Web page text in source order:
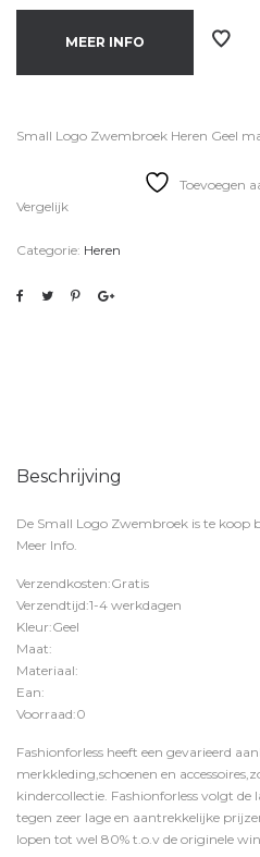
MEER INFO
Small Logo Zwembroek Heren Geel
Toevoegen
Vergelijk
Categorie: Heren
Beschrijving
De Small Logo Zwembroek is te koop
Meer Info.
Verzendkosten:Gratis
Verzendtijd:1-4 werkdagen
Kleur:Geel
Maat:
Materiaal:
Ean:
Voorraad:0
Fashionforless heeft een gevarieerd
merkkleding,schoenen en
kindercollectie. Fashionforless volgt de
tegen zeer lage en aantrekkelijke
lopen tot wel 80% t.o.v de originele